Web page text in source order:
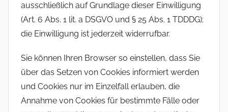
ausschließlich auf Grundlage dieser Einwilligung
(Art. 6 Abs. 1 lit. a DSGVO und § 25 Abs. 1 TDDDG);
die Einwilligung ist jederzeit widerrufbar.
Sie können Ihren Browser so einstellen, dass Sie
über das Setzen von Cookies informiert werden
und Cookies nur im Einzelfall erlauben, die
Annahme von Cookies für bestimmte Fälle oder